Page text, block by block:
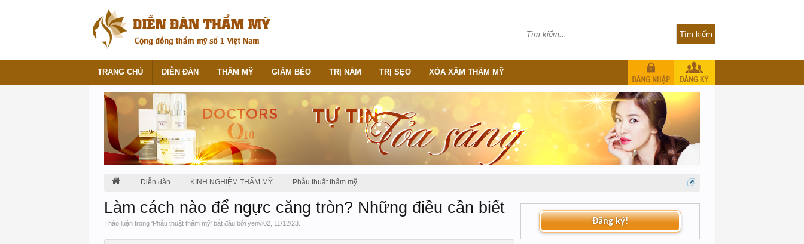
Diễn đàn KINH NGHIỆM THẨM MỸ Phẫu thuật thẩm mỹ
Làm cách nào để ngực căng tròn? Những điều cần biết
Thảo luận trong 'Phẫu thuật thẩm mỹ' bắt đầu bởi yenvi02 11/12/23 Đăng ký!
TRANG CHỦ DIỄN ĐÀN THẨM MỸ GIẢM BÉO TRỊ NÁM TRỊ SẸO XÓA XĂM THẨM MỸ